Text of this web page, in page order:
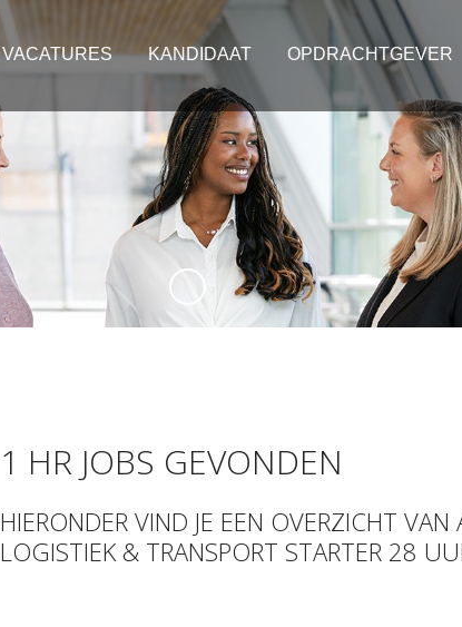
VACATURES KANDIDAAT OPDRACHTGEVER
1 HR JOBS GEVONDEN
HIERONDER VIND JE EEN OVERZICHT
LOGISTIEK & TRANSPORT STARTER 28